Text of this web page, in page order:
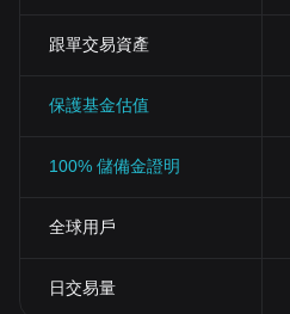
跟單交易資產
保護基金估值
100% 儲備金證明
全球用戶
日交易量